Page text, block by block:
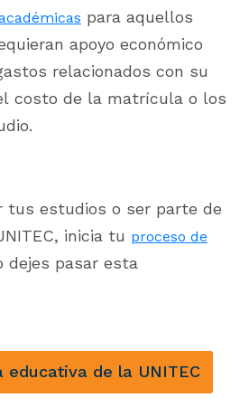
para aquellos
apoyo económico
relacionados con su
costo de la matrícula o los
tus estudios o ser parte de
inicia tu proceso de
dejes pasar esta
educativa de la UNITEC